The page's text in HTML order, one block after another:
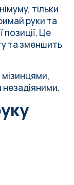
тільки
руки та
позиції. Це
та зменшить